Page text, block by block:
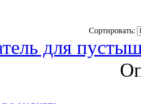
Сортировать:
для